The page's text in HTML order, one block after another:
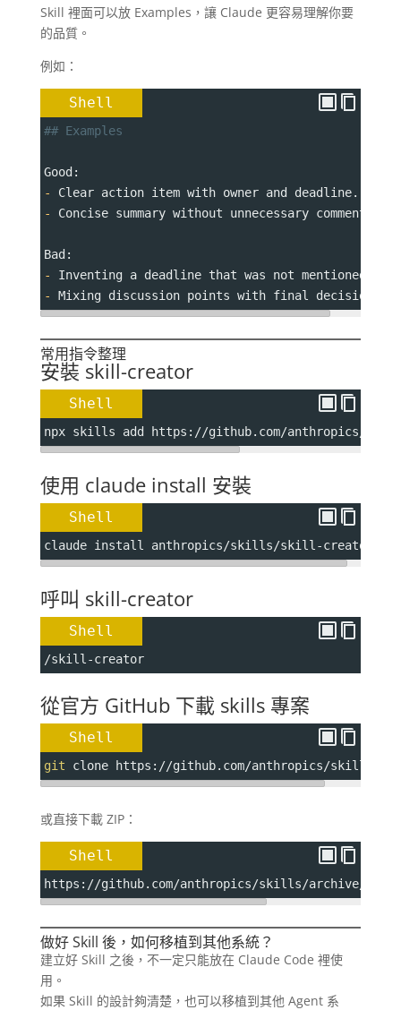
Skill 裡面可以放 Examples，讓 Claude 更容易理解你要
的品質。
例如：
Shell
## Examples
Good:
-
Clear action item with owner and deadline.
-
Concise summary without unnecessary commentary.
Bad:
-
Inventing a deadline that was not mentioned.
-
Mixing discussion points with final decisions.
常用指令整理
安裝 skill-creator
Shell
npx skills add https://github.com/anthropics/
使用 claude install 安裝
Shell
claude install anthropics/skills/skill-creator
呼叫 skill-creator
Shell
/skill-creator
從官方 GitHub 下載 skills 專案
Shell
git clone https://github.com/anthropics/skills.git
或直接下載 ZIP：
Shell
https://github.com/anthropics/skills/archive/refs/
做好 Skill 後，如何移植到其他系統？
建立好 Skill 之後，不一定只能放在 Claude Code 裡使
用。
如果 Skill 的設計夠清楚，也可以移植到其他 Agent 系